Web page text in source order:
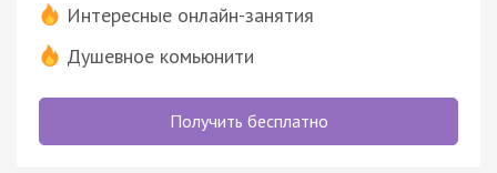
Интересные онлайн-занятия
Душевное комьюнити
Получить бесплатно